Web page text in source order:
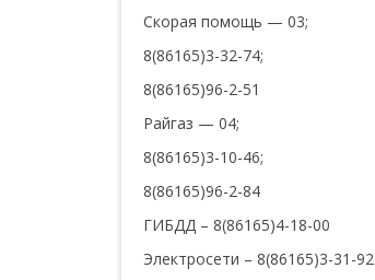
Скорая помощь — 03;
8(86165)3-32-74;
8(86165)96-2-51
Райгаз — 04;
8(86165)3-10-46;
8(86165)96-2-84
ГИБДД – 8(86165)4-18-00
Электросети – 8(86165)3-31-92